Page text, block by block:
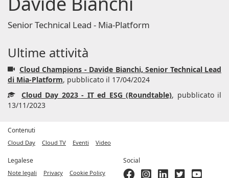
Senior Technical Lead - Mia-Platform
Ultime attività
Cloud Champions - Davide Bianchi, Senior Technical Lead
di Mia-Platform, pubblicato il 17/04/2024
Cloud Day 2023 - IT ed ESG (Roundtable), pubblicato il
13/11/2023
Contenuti
Cloud Day Cloud TV Eventi Video
Legalese
Note legali Privacy Cookie Policy
Social